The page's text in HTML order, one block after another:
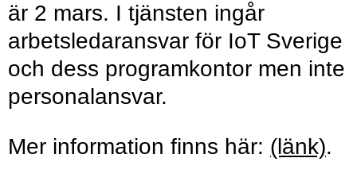
är 2 mars. I tjänsten ingår
arbetsledaransvar för IoT Sverige
och dess programkontor men inte
personalansvar.
Mer information finns här: (länk).